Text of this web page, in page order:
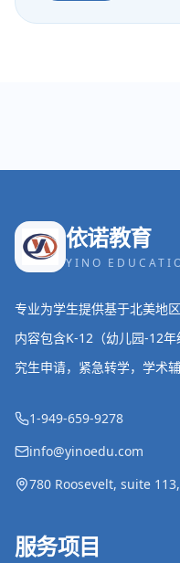
依诺教育
YINO
专业为学生提供基于北美地
内容包含K-12（幼儿园-12
究生申请，紧急转学，学术
1-949-659-9278
info@yinoedu.com
780 Roosevelt, suite
服务项目